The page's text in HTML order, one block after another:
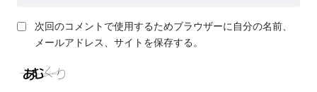
次回のコメントで使用するためブラウザーに自分の名前、
メールアドレス、サイトを保存する。